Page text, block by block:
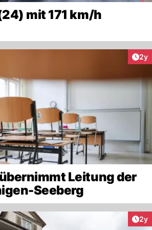
mit 171 km/h
2y
Leitung der
Seeberg
2y